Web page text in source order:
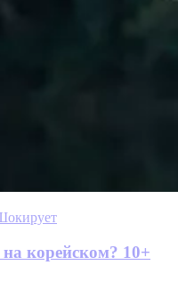
корейском? 10+